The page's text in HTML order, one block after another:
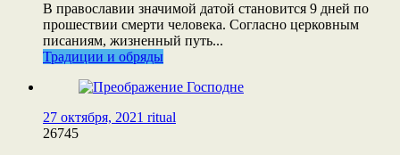
В православии значимой датой становится 9 дней по
прошествии смерти человека. Согласно церковным
писаниям, жизненный путь...
Традиции и обряды
27 октября, 2021 ritual
26745